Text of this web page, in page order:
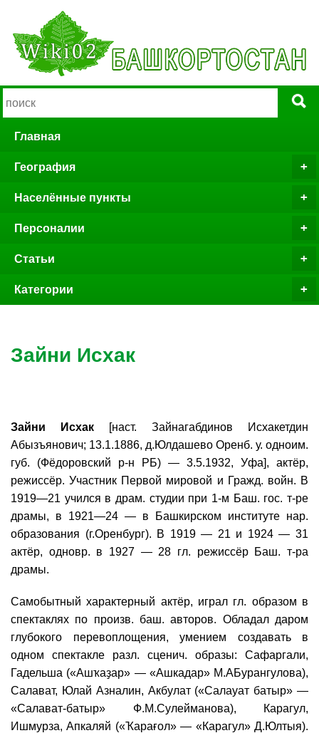
Главная
География
Населённые пункты
Персоналии
Статьи
Категории
Зайни Исхак
Зайни Исхак [наст. Зайнагабдинов Исхакетдин
Абызъянович; 13.1.1886, д.Юлдашево Оренб. у. одноим.
губ. (Фёдоровский р-н РБ) — 3.5.1932, Уфа], актёр,
режиссёр. Участник Первой мировой и Гражд. войн. В
1919—21 учился в драм. студии при 1-м Баш. гос. т-ре
драмы, в 1921—24 — в Башкирском институте нар.
образования (г.Оренбург). В 1919 — 21 и 1924 — 31
актёр, одновр. в 1927 — 28 гл. режиссёр Баш. т-ра
драмы.
Самобытный характерный актёр, играл гл. образом в
спектаклях по произв. баш. авторов. Обладал даром
глубокого перевоплощения, умением создавать в
одном спектакле разл. сценич. образы: Сафаргали,
Гадельша («Ашҡаҙар» — «Ашкадар» М.АБурангулова),
Салават, Юлай Азналин, Акбулат («Салауат батыр» —
«Салават-батыр» Ф.М.Сулейманова), Карагул,
Ишмурза, Апкаляй («Ҡарағол» — «Карагул» Д.Юлтыя).